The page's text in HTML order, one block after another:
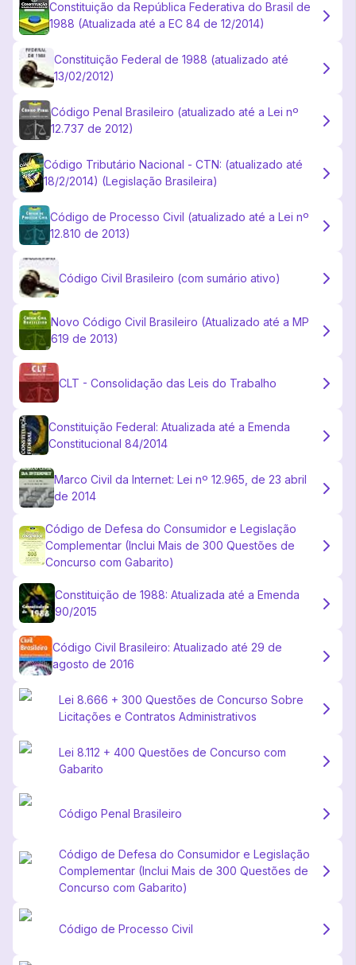
Constituição da República Federativa do Brasil de
1988 (Atualizada até a EC 84 de 12/2014)
Constituição Federal de 1988 (atualizado até
13/02/2012)
Código Penal Brasileiro (atualizado até a Lei nº
12.737 de 2012)
Código Tributário Nacional - CTN: (atualizado até
18/2/2014) (Legislação Brasileira)
Código de Processo Civil (atualizado até a Lei nº
12.810 de 2013)
Código Civil Brasileiro (com sumário ativo)
Novo Código Civil Brasileiro (Atualizado até a MP
619 de 2013)
CLT - Consolidação das Leis do Trabalho
Constituição Federal: Atualizada até a Emenda
Constitucional 84/2014
Marco Civil da Internet: Lei nº 12.965, de 23 abril
de 2014
Código de Defesa do Consumidor e Legislação
Complementar (Inclui Mais de 300 Questões de
Concurso com Gabarito)
Constituição de 1988: Atualizada até a Emenda
90/2015
Código Civil Brasileiro: Atualizado até 29 de
agosto de 2016
Lei 8.666 + 300 Questões de Concurso Sobre
Licitações e Contratos Administrativos
Lei 8.112 + 400 Questões de Concurso com
Gabarito
Código Penal Brasileiro
Código de Defesa do Consumidor e Legislação
Complementar (Inclui Mais de 300 Questões de
Concurso com Gabarito)
Código de Processo Civil